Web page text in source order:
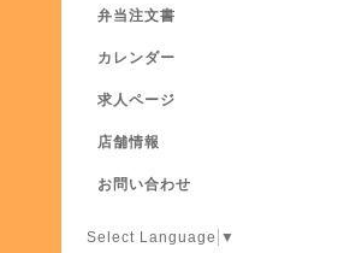
弁当注文書
カレンダー
求人ページ
店舗情報
お問い合わせ
Select Language ▼